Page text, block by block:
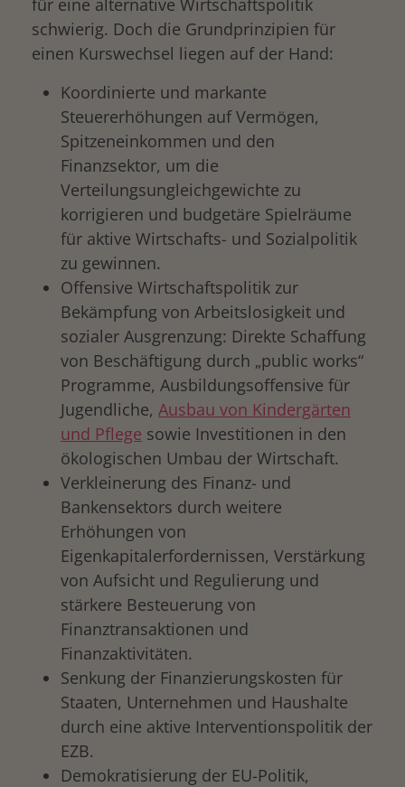
für eine alternative Wirtschaftspolitik
schwierig. Doch die Grundprinzipien für
einen Kurswechsel liegen auf der Hand:
Koordinierte und markante
Steuererhöhungen auf Vermögen,
Spitzeneinkommen und den
Finanzsektor, um die
Verteilungsungleichgewichte zu
korrigieren und budgetäre Spielräume
für aktive Wirtschafts- und Sozialpolitik
zu gewinnen.
Offensive Wirtschaftspolitik zur
Bekämpfung von Arbeitslosigkeit und
sozialer Ausgrenzung: Direkte Schaffung
von Beschäftigung durch „public works“
Programme, Ausbildungsoffensive für
Jugendliche, Ausbau von Kindergärten
und Pflege sowie Investitionen in den
ökologischen Umbau der Wirtschaft.
Verkleinerung des Finanz- und
Bankensektors durch weitere
Erhöhungen von
Eigenkapitalerfordernissen, Verstärkung
von Aufsicht und Regulierung und
stärkere Besteuerung von
Finanztransaktionen und
Finanzaktivitäten.
Senkung der Finanzierungskosten für
Staaten, Unternehmen und Haushalte
durch eine aktive Interventionspolitik der
EZB.
Demokratisierung der EU-Politik,